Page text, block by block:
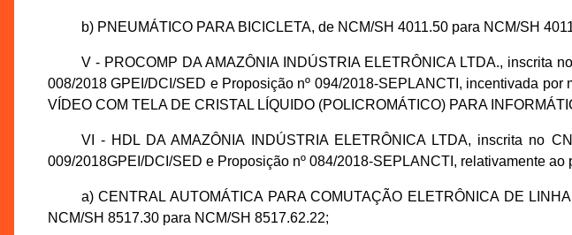
b) PNEUMÁTICO PARA BICICLETA, de NCM/SH 4011.50 para NCM/SH
V - PROCOMP DA AMAZÔNIA INDÚSTRIA ELETRÔNICA LTDA., inscrita
008/2018 GPEI/DCI/SED e Proposição nº 094/2018-SEPLANCTI, incentivada
VÍDEO COM TELA DE CRISTAL LÍQUIDO (POLICROMÁTICO) PARA
VI - HDL DA AMAZÔNIA INDÚSTRIA ELETRÔNICA LTDA, inscrita no
009/2018GPEI/DCI/SED e Proposição nº 084/2018-SEPLANCTI, relativamente ao
a) CENTRAL AUTOMÁTICA PARA COMUTAÇÃO ELETRÔNICA DE
NCM/SH 8517.30 para NCM/SH 8517.62.22;